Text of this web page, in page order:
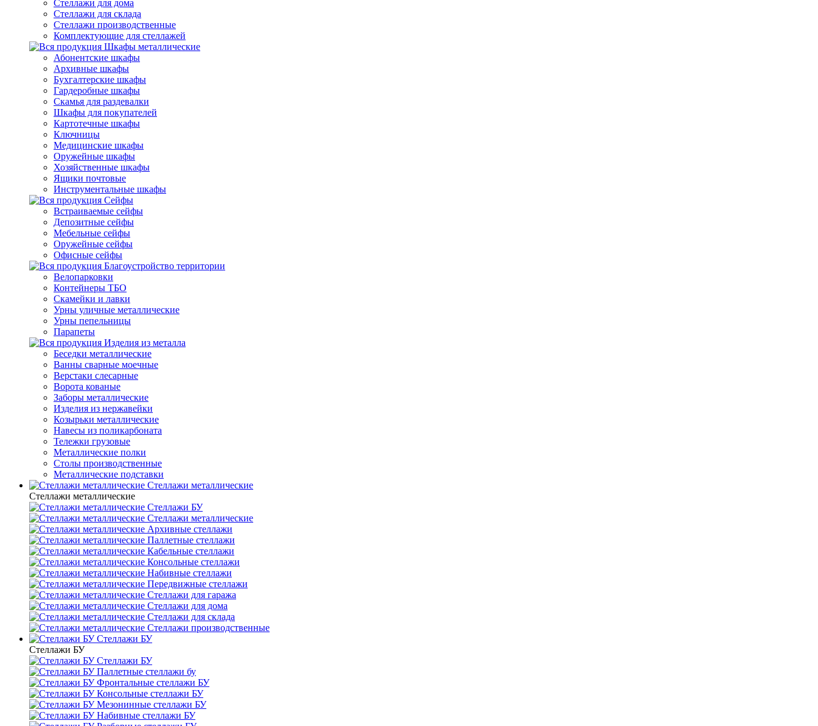
Стеллажи для дома
Стеллажи для склада
Стеллажи производственные
Комплектующие для стеллажей
Шкафы металлические
Абонентские шкафы
Архивные шкафы
Бухгалтерские шкафы
Гардеробные шкафы
Скамья для раздевалки
Шкафы для покупателей
Картотечные шкафы
Ключницы
Медицинские шкафы
Оружейные шкафы
Хозяйственные шкафы
Ящики почтовые
Инструментальные шкафы
Сейфы
Встраиваемые сейфы
Депозитные сейфы
Мебельные сейфы
Оружейные сейфы
Офисные сейфы
Благоустройство территории
Велопарковки
Контейнеры ТБО
Скамейки и лавки
Урны уличные металлические
Урны пепельницы
Парапеты
Изделия из металла
Беседки металлические
Ванны сварные моечные
Верстаки слесарные
Ворота кованые
Заборы металлические
Изделия из нержавейки
Козырьки металлические
Навесы из поликарбоната
Тележки грузовые
Металлические полки
Столы производственные
Металлические подставки
Стеллажи металлические
Стеллажи металлические
Стеллажи БУ
Стеллажи металлические
Архивные стеллажи
Паллетные стеллажи
Кабельные стеллажи
Консольные стеллажи
Набивные стеллажи
Передвижные стеллажи
Стеллажи для гаража
Стеллажи для дома
Стеллажи для склада
Стеллажи производственные
Стеллажи БУ
Стеллажи БУ
Стеллажи БУ
Паллетные стеллажи бу
Фронтальные стеллажи БУ
Консольные стеллажи БУ
Мезонинные стеллажи БУ
Набивные стеллажи БУ